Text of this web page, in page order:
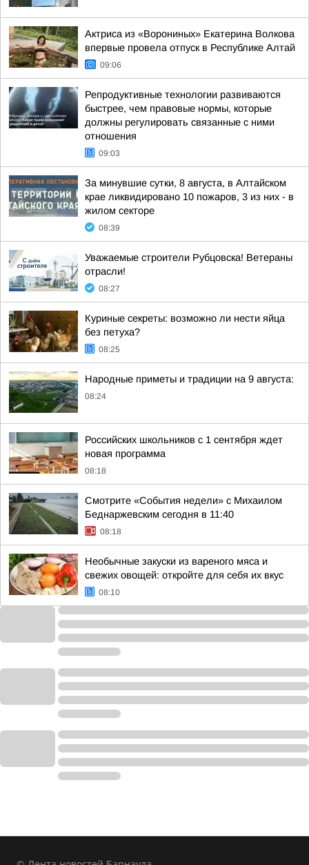
Актриса из «Ворониных» Екатерина Волкова
впервые провела отпуск в Республике Алтай
09:06
Репродуктивные технологии развиваются
быстрее, чем правовые нормы, которые
должны регулировать связанные с ними
отношения
09:03
За минувшие сутки, 8 августа, в Алтайском
крае ликвидировано 10 пожаров, 3 из них - в
жилом секторе
08:39
Уважаемые строители Рубцовска! Ветераны
отрасли!
08:27
Куриные секреты: возможно ли нести яйца
без петуха?
08:25
Народные приметы и традиции на 9 августа:
08:24
Российских школьников с 1 сентября ждет
новая программа
08:18
Смотрите «События недели» с Михаилом
Беднаржевским сегодня в 11:40
08:18
Необычные закуски из вареного мяса и
свежих овощей: откройте для себя их вкус
08:10